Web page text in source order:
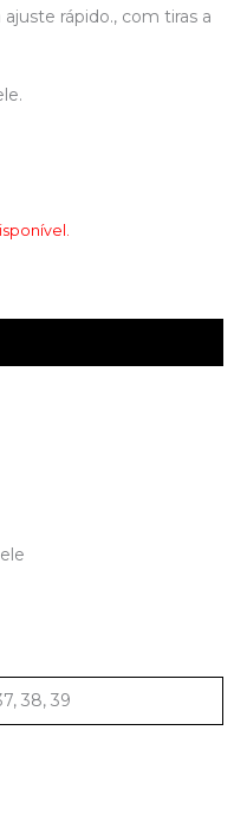
rápido., com tiras a
38, 39